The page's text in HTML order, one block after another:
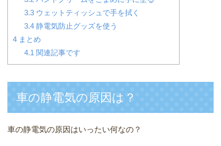
3.3ウェットティッシュで手を拭く
3.4静電気防止グッズを使う
4 まとめ
4.1 関連記事です
車の静電気の原因は？
車の静電気の原因はいったい何なの？